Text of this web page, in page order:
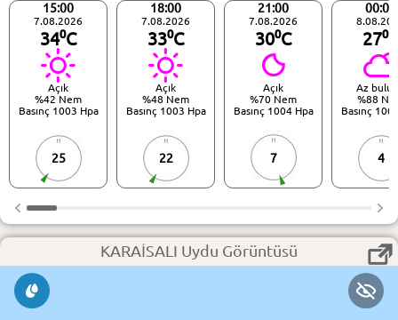
15:00
7.08.2026
34⁰C
Açık
%42 Nem
Basınç 1003 Hpa
25
18:00
7.08.2026
33⁰C
Açık
%48 Nem
Basınç 1003 Hpa
22
21:00
7.08.2026
30⁰C
Açık
%70 Nem
Basınç 1004 Hpa
7
00:00
27⁰C
Az
%88
Basınç
4
KARAİSALI Uydu Görüntüsü